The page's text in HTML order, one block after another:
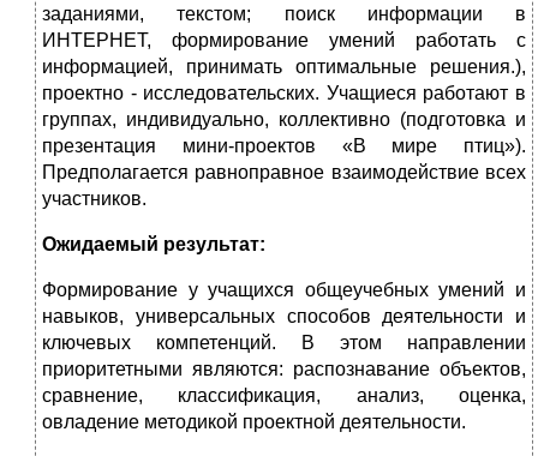
заданиями, текстом; поиск информации в
ИНТЕРНЕТ, формирование умений работать с
информацией, принимать оптимальные решения.),
проектно - исследовательских. Учащиеся работают в
группах, индивидуально, коллективно (подготовка и
презентация мини-проектов «В мире птиц»).
Предполагается равноправное взаимодействие всех
участников.
Ожидаемый результат:
Формирование у учащихся общеучебных умений и
навыков, универсальных способов деятельности и
ключевых компетенций. В этом направлении
приоритетными являются: распознавание объектов,
сравнение, классификация, анализ, оценка,
овладение методикой проектной деятельности.